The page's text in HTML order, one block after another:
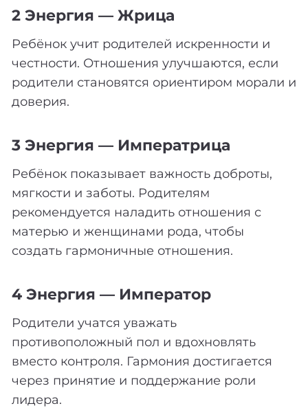
2 Энергия — Жрица
Ребёнок учит родителей искренности и
честности. Отношения улучшаются, если
родители становятся ориентиром морали и
доверия.
3 Энергия — Императрица
Ребёнок показывает важность доброты,
мягкости и заботы. Родителям
рекомендуется наладить отношения с
матерью и женщинами рода, чтобы
создать гармоничные отношения.
4 Энергия — Император
Родители учатся уважать
противоположный пол и вдохновлять
вместо контроля. Гармония достигается
через принятие и поддержание роли
лидера.